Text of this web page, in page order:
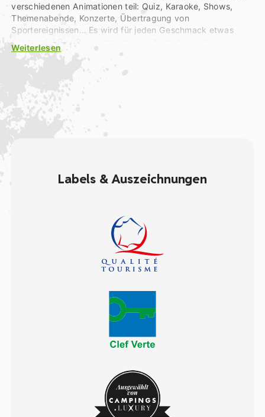
verschiedenen Animationen teil: Quiz, Karaoke, Shows,
Themenabende, Konzerte, Übertragung von
Sportereignissen… Es wird für jeden Geschmack etwas
Dämmerung finden Sie an der Rezeption und auf der App
Weiterlesen
Labels & Auszeichnungen